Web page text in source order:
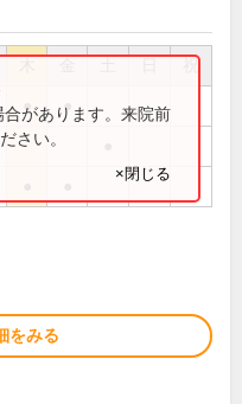
祝
● ●
があります。来院前
さい。
×閉じる
をみる